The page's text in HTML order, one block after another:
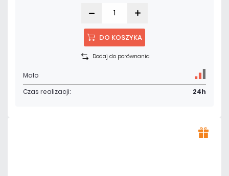
DO KOSZYKA
Dodaj do porównania
Mało
Czas realizacji:
24h